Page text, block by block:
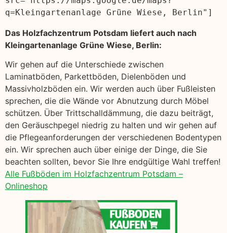
q=Kleingartenanlage Grüne Wiese, Berlin"]
Das Holzfachzentrum Potsdam liefert auch nach
Kleingartenanlage Grüne Wiese, Berlin:
Wir gehen auf die Unterschiede zwischen
Laminatböden, Parkettböden, Dielenböden und
Massivholzböden ein. Wir werden auch über Fußleisten
sprechen, die die Wände vor Abnutzung durch Möbel
schützen. Über Trittschalldämmung, die dazu beiträgt,
den Geräuschpegel niedrig zu halten und wir gehen auf
die Pflegeanforderungen der verschiedenen Bodentypen
ein. Wir sprechen auch über einige der Dinge, die Sie
beachten sollten, bevor Sie Ihre endgültige Wahl treffen!
Alle Fußböden im Holzfachzentrum Potsdam –
Onlineshop